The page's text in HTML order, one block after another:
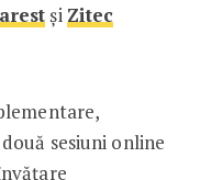
și Zitec
sesiuni online